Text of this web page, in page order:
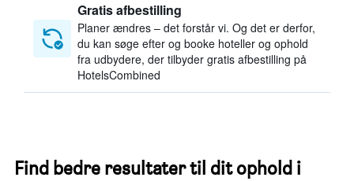
Gratis afbestilling
Planer ændres – det forstår vi. Og det er derfor,
du kan søge efter og booke hoteller og ophold
fra udbydere, der tilbyder gratis afbestilling på
HotelsCombined
Find bedre resultater til dit ophold i